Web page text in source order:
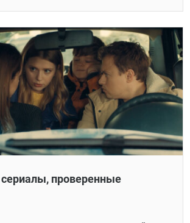
проверенные